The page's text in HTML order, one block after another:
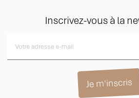
Inscrivez-vous à la